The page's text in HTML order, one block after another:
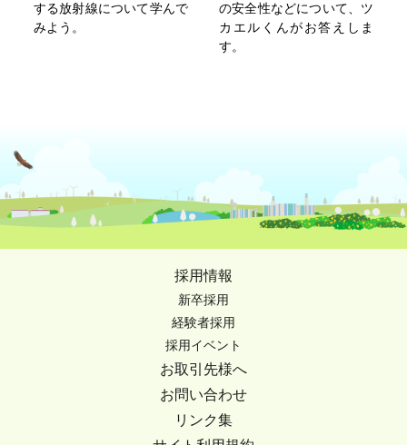
する放射線について学んで
みよう。
の安全性などについて、ツ
カエルくんがお答えしま
す。
採用情報
新卒採用
経験者採用
採用イベント
お取引先様へ
お問い合わせ
リンク集